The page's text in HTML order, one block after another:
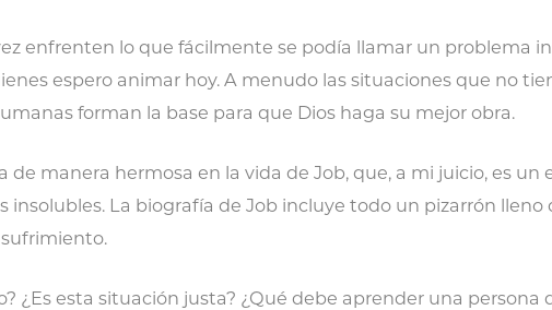
enfrenten lo que fácilmente se podía llamar un problema
espero animar hoy. A menudo las situaciones que no
forman la base para que Dios haga su mejor obra.
de manera hermosa en la vida de Job, que, a mi juicio, es un
insolubles. La biografía de Job incluye todo un pizarrón
¿Es esta situación justa? ¿Qué debe aprender una persona